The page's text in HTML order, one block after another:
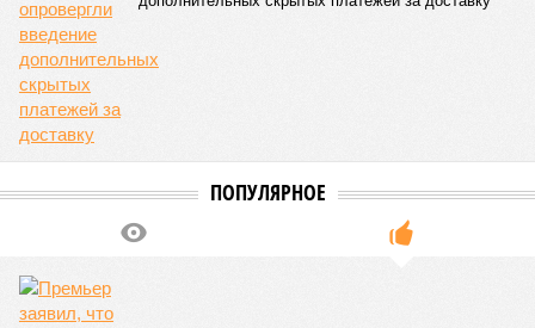
аудиторию публикации New York Post (почему, кстати, New
York Post, а не отечественные издания?), получилось, что
средним показателем было бы 1759 лет, а максимальным –
29 921 год. Неплохо: одному-единственному человеку
можно было бы застать сразу несколько концов света,
ледниковых периодов и крушение десятка-другого
развитых цивилизаций. Но мы снова возвращаемся к
катастрофическим изменениям в ДНК, которые начисто
долголетия.«При устранении всех остальных причин
теоретическую среднюю продолжительность жизни с
1759 до 156 лет»